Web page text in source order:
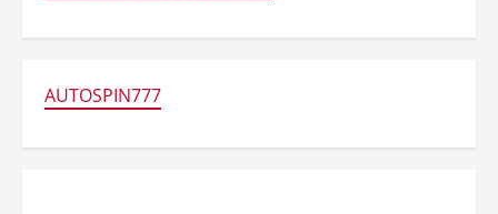
AUTOSPIN777